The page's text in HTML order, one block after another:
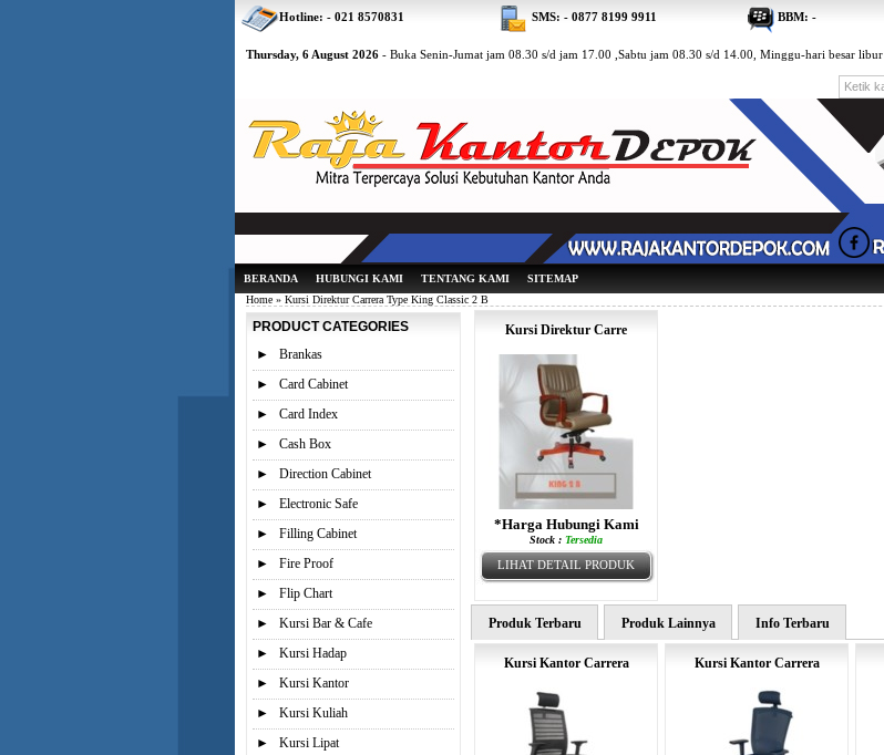
Thursday, 6 August 2026 - Buka Senin-Jumat jam 08.30 s/d jam 17.00 ,Sabtu jam 08.30 s/d 14.00, Minggu-hari besar libur
BERANDA HUBUNGI KAMI TENTANG KAMI
SITEMAP
Home » Kursi Direktur Carrera Type King Classic 2 B
Kursi Direktur Carre
*Harga Hubungi Kami
Stock : Tersedia
LIHAT DETAIL PRODUK
Produk Terbaru Produk Lainnya Info Terbaru
Kursi Kantor Carrera Kursi Kantor Carrera
PRODUCT CATEGORIES
►
Brankas
►
Card Cabinet
►
Card Index
►
Cash Box
►
Direction Cabinet
►
Electronic Safe
►
Filling Cabinet
►
Fire Proof
►
Flip Chart
►
Kursi Bar & Cafe
►
Kursi Hadap
►
Kursi Kantor
►
Kursi Kuliah
►
Kursi Lipat
Hotline: - 021 8570831 SMS: - 0877 8199 9911 BBM: -